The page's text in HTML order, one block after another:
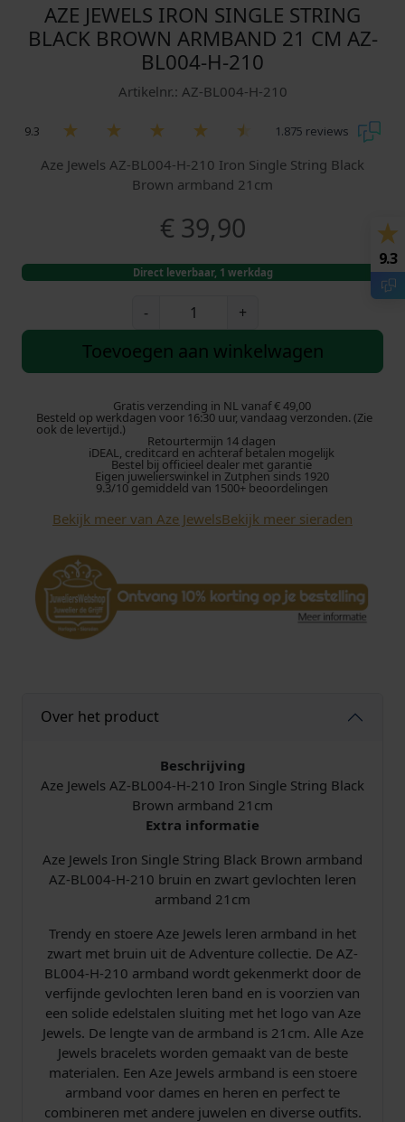
AZE JEWELS IRON SINGLE STRING
BLACK BROWN ARMBAND 21 CM AZ-
BL004-H-210
Artikelnr.: AZ-BL004-H-210
9.3 1.875 reviews
Aze Jewels AZ-BL004-H-210 Iron Single String Black
Brown armband 21cm
€39,90
Direct leverbaar, 1 werkdag
-
e
w
e
s
I
o
i
n
r
g
B
c
k
o
w
n
A
r
m
b
a
n
+
Toevoegen aan winkelwagen
Gratis verzending in NL vanaf € 49,00
Besteld op werkdagen voor 16:30 uur, vandaag verzonden. (Zie
ook de levertijd.)
Retourtermijn 14 dagen
iDEAL, creditcard en achteraf betalen mogelijk
Bestel bij officieel dealer met garantie
Eigen juwelierswinkel in Zutphen sinds 1920
9.3/10 gemiddeld van 1500+ beoordelingen
Bekijk meer van Aze JewelsBekijk meer sieraden
Over het product
Beschrijving
Aze Jewels AZ-BL004-H-210 Iron Single String Black
Brown armband 21cm
Extra informatie
Aze Jewels Iron Single String Black Brown armband
AZ-BL004-H-210 bruin en zwart gevlochten leren
armband 21cm
Trendy en stoere Aze Jewels leren armband in het
zwart met bruin uit de Adventure collectie. De AZ-
BL004-H-210 armband wordt gekenmerkt door de
verfijnde gevlochten leren band en is voorzien van
een solide edelstalen sluiting met het logo van Aze
Jewels. De lengte van de armband is 21cm. Alle Aze
Jewels bracelets worden gemaakt van de beste
materialen. Een Aze Jewels armband is een stoere
armband voor dames en heren en perfect te
combineren met andere juwelen en diverse outfits.
9.3